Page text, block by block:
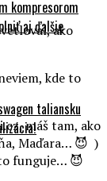
kompresorom
aj ďalšie
taliansku
ako
kde to
máš tam, ako
Maďara… 😈 )
funguje… 😈